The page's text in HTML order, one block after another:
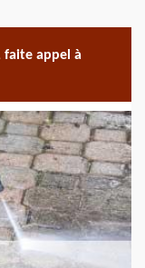
faite appel à